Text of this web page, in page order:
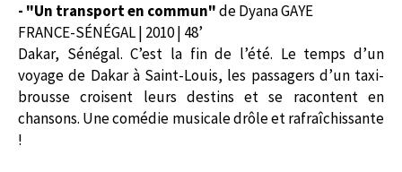
- "Un transport en commun"de Dyana GAYE
FRANCE-SÉNÉGAL | 2010 | 48’
Dakar, Sénégal. C’est la fin de l’été. Le temps d’un
voyage de Dakar à Saint-Louis, les passagers d’un taxi-
brousse croisent leurs destins et se racontent en
chansons. Une comédie musicale drôle et rafraîchissante
!